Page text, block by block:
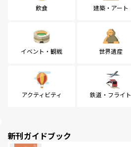
飲食 建築・アート
イベント・観戦 世界遺産
アクティビティ 鉄道・フライト
新刊ガイドブック